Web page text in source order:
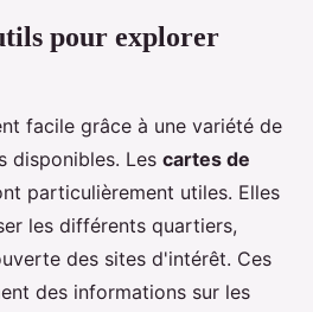
pour explorer
facile grâce à une variété de
disponibles. Les cartes de
particulièrement utiles. Elles
les différents quartiers,
des sites d'intérêt. Ces
des informations sur les